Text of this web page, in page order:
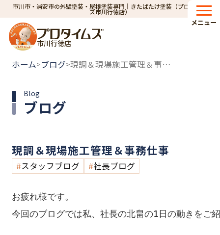
市川市・浦安市の外壁塗装・屋根塗装専門｜きたばたけ塗装（プロタイム
ズ市川行徳店）
市川行徳店
メニュー
ホーム>ブログ> 現調＆現場施工管理＆事務仕事
ブログ
Blog
現調＆現場施工管理＆事務仕事
スタッフブログ 社長ブログ
お疲れ様です。
今回のブログでは私、社長の北畠の1日の動きをご